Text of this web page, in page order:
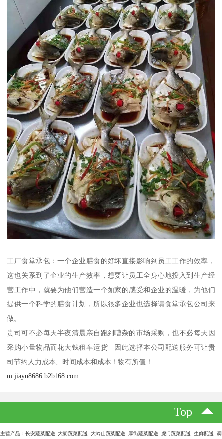
工厂食堂承包：一个企业膳食的好坏直接影响到员工工作的效率，
这也关系到了企业的生产效率，想要让员工全身心地投入到生产经
营工作中，就要为他们营造一个如家的感受和企业的温暖，为他们
提供一个科学的膳食计划，所以很多企业也选择请食堂承包公司来
做。
贵司可不必每天半夜清晨亲自跑到嘈杂的市场采购，也不必每天因
采购小量物品而花大钱租车运货，因此选择本公司配送服务可让贵
司节约人力成本、时间成本和成本！物有所值！
m.jiayu8686.b2b168.com
Top
主营产品：长安蔬菜配送 大朗蔬菜配送 大岭山蔬菜配送 厚街蔬菜配送 虎门蔬菜配送 生鲜配送 调